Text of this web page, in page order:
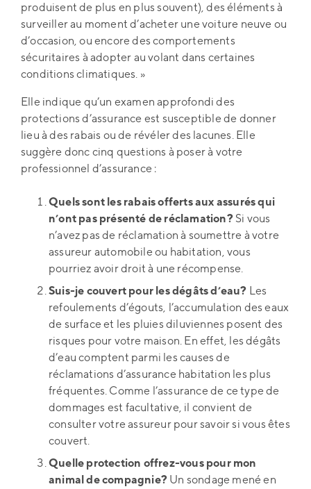
produisent de plus en plus souvent), des éléments à
surveiller au moment d’acheter une voiture neuve ou
d’occasion, ou encore des comportements
sécuritaires à adopter au volant dans certaines
conditions climatiques. »
Elle indique qu’un examen approfondi des
protections d’assurance est susceptible de donner
lieu à des rabais ou de révéler des lacunes. Elle
suggère donc cinq questions à poser à votre
professionnel d’assurance :
Quels sont les rabais offerts aux assurés qui
n’ont pas présenté de réclamation? Si vous
n’avez pas de réclamation à soumettre à votre
assureur automobile ou habitation, vous
pourriez avoir droit à une récompense.
Suis-je couvert pour les dégâts d’eau? Les
refoulements d’égouts, l’accumulation des eaux
de surface et les pluies diluviennes posent des
risques pour votre maison. En effet, les dégâts
d’eau comptent parmi les causes de
réclamations d’assurance habitation les plus
fréquentes. Comme l’assurance de ce type de
dommages est facultative, il convient de
consulter votre assureur pour savoir si vous êtes
couvert.
Quelle protection offrez-vous pour mon
animal de compagnie? Un sondage mené en